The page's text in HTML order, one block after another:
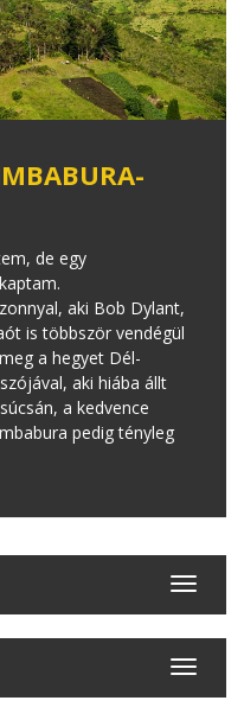
de egy
aki Bob Dylant,
is többször vendégül
a hegyet Dél-
aki hiába állt
a kedvence
pedig tényleg
Toggle
Toggle